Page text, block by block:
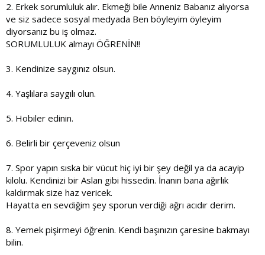
2. Erkek sorumluluk alır. Ekmeği bile Anneniz Babanız alıyorsa
ve siz sadece sosyal medyada Ben böyleyim öyleyim
diyorsanız bu iş olmaz.
SORUMLULUK almayı ÖĞRENİN!!
3. Kendinize saygınız olsun.
4. Yaşlılara saygılı olun.
5. Hobiler edinin.
6. Belirli bir çerçeveniz olsun
7. Spor yapın sıska bir vücut hiç iyi bir şey değil ya da acayip
kilolu. Kendinizi bir Aslan gibi hissedin. İnanın bana ağırlık
kaldırmak size haz vericek.
Hayatta en sevdiğim şey sporun verdiği ağrı acıdır derim.
8. Yemek pişirmeyi öğrenin. Kendi başınızın çaresine bakmayı
bilin.